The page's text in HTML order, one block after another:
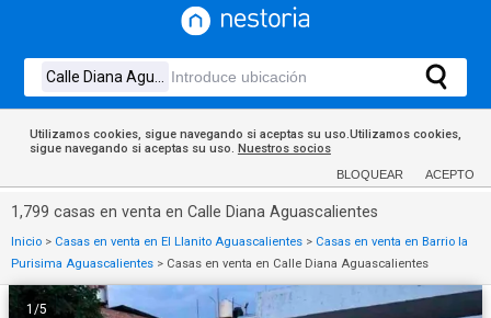
Utilizamos cookies, sigue navegando si aceptas su uso.Utilizamos cookies,
sigue navegando si aceptas su uso. Nuestros socios
BLOQUEAR ACEPTO
1,799 casas en venta en Calle Diana Aguascalientes
Inicio > Casas en venta en El Llanito Aguascalientes > Casas en venta en Barrio la
Purisima Aguascalientes > Casas en venta en Calle Diana Aguascalientes
1 /5